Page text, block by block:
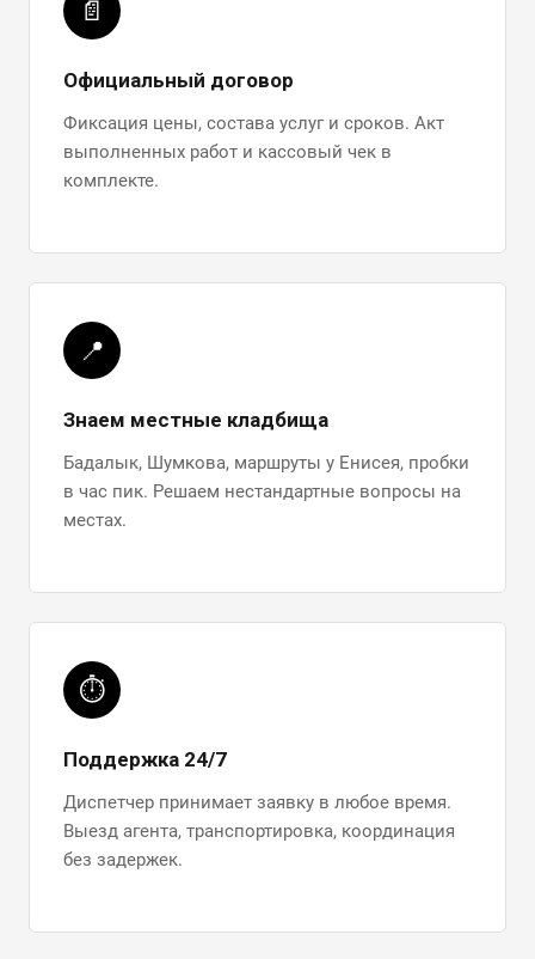
📄
Официальный договор
Фиксация цены, состава услуг и сроков. Акт
выполненных работ и кассовый чек в
комплекте.
📍
Знаем местные кладбища
Бадалык, Шумкова, маршруты у Енисея, пробки
в час пик. Решаем нестандартные вопросы на
местах.
⏱
Поддержка 24/7
Диспетчер принимает заявку в любое время.
Выезд агента, транспортировка, координация
без задержек.